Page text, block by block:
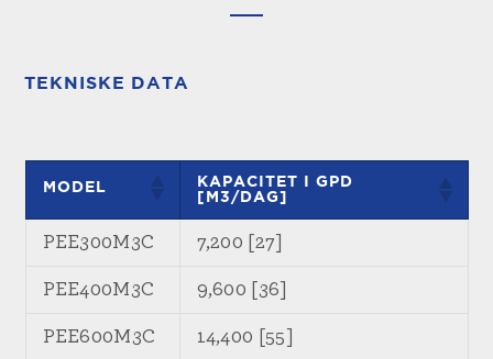
TEKNISKE DATA
MODEL
KAPACITET I GPD
[M3/DAG]
PEE300M3C 7,200 [27]
PEE400M3C 9,600 [36]
PEE600M3C 14,400 [55]